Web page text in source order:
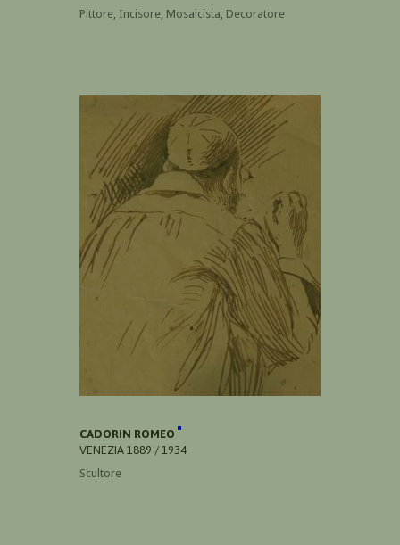
Pittore, Incisore, Mosaicista, Decoratore
CADORIN ROMEO
VENEZIA 1889 / 1934
Scultore